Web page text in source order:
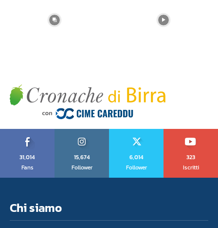
31,014
Fans
15,674
Follower
6,014
Follower
323
Iscritti
Chi siamo